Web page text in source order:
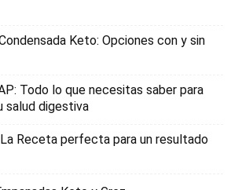
Keto: Opciones con y sin
Todo lo que necesitas saber para
salud digestiva
Receta perfecta para un resultado